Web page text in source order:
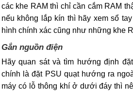
các khe RAM thì chỉ cần cắm RAM
nếu không lắp kín thì hãy xem sổ
hình chính xác cũng như những khe
Gắn nguồn điện
Hãy quan sát và tìm hướng định
chính là đặt PSU quạt hướng ra
máy có lỗ thông khí ở dưới đáy thì